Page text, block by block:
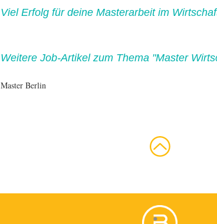
Viel Erfolg für deine Masterarbeit im
Weitere Job-Artikel zum Thema "Master
Master Berlin